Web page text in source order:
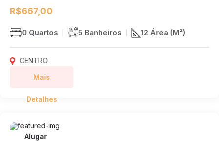
R$667,00
0 Quartos 5 Banheiros 12 Área (M²)
CENTRO
Mais
Detalhes
Alugar